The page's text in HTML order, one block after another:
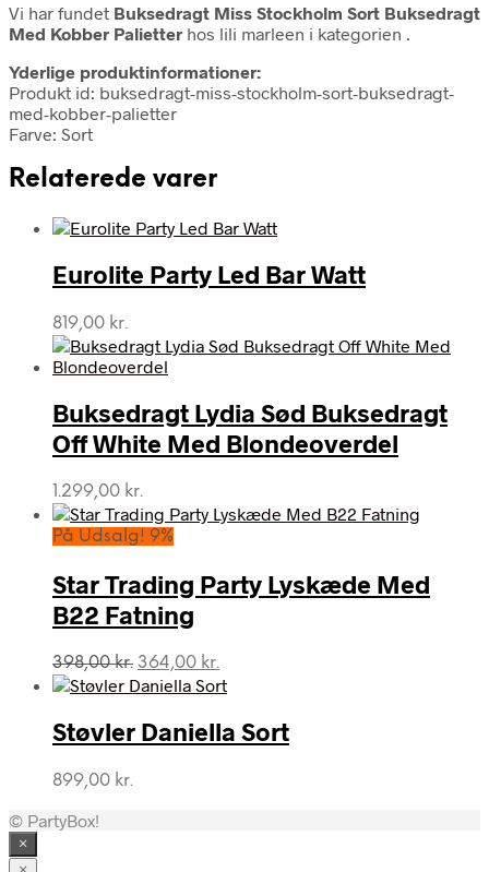
Vi har fundet Buksedragt Miss Stockholm Sort Buksedragt
Med Kobber Palietter hos lili marleen i kategorien .
Yderlige produktinformationer:
Produkt id: buksedragt-miss-stockholm-sort-buksedragt-
med-kobber-palietter
Farve: Sort
Relaterede varer
Eurolite Party Led Bar Watt
819,00 kr.
Buksedragt Lydia Sød Buksedragt
Off White Med Blondeoverdel
1.299,00 kr.
På Udsalg! 9%
Star Trading Party Lyskæde Med
B22 Fatning
398,00kr. Den
oprindelige
var:
398,00 kr..
364,00 kr.
aktuelle
er:
364,00 kr..
Støvler Daniella Sort
899,00 kr.
© PartyBox!
×